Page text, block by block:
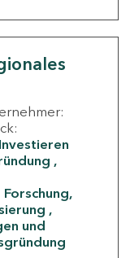
Investieren
Forschung,
und